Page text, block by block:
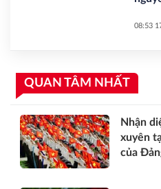
08:53
QUAN TÂM NHẤT
Nhận
xuyên
của